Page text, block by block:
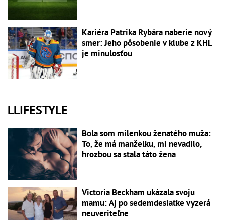
Kariéra Patrika Rybára naberie nový
smer: Jeho pôsobenie v klube z KHL
je minulosťou
LLIFESTYLE
Bola som milenkou ženatého muža:
To, že má manželku, mi nevadilo,
hrozbou sa stala táto žena
Victoria Beckham ukázala svoju
mamu: Aj po sedemdesiatke vyzerá
neuveriteľne